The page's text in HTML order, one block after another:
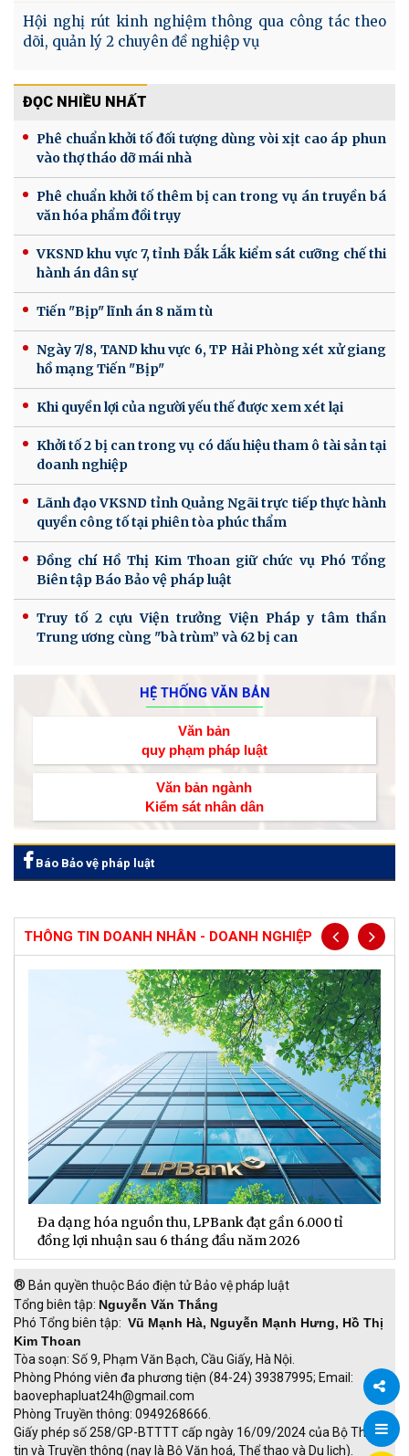
Chia
Hội nghị rút kinh nghiệm thông qua công tác theo
dõi, quản lý 2 chuyên đề nghiệp vụ
ĐỌC NHIỀU NHẤT
Phê chuẩn khởi tố đối tượng dùng vòi xịt cao áp phun
vào thợ tháo dỡ mái nhà
Phê chuẩn khởi tố thêm bị can trong vụ án truyền bá
văn hóa phẩm đồi trụy
VKSND khu vực 7, tỉnh Đắk Lắk kiểm sát cưỡng chế thi
hành án dân sự
Tiến "Bịp" lĩnh án 8 năm tù
Ngày 7/8, TAND khu vực 6, TP Hải Phòng xét xử giang
hồ mạng Tiến "Bịp"
Khi quyền lợi của người yếu thế được xem xét lại
Khởi tố 2 bị can trong vụ có dấu hiệu tham ô tài sản tại
doanh nghiệp
Lãnh đạo VKSND tỉnh Quảng Ngãi trực tiếp thực hành
quyền công tố tại phiên tòa phúc thẩm
Đồng chí Hồ Thị Kim Thoan giữ chức vụ Phó Tổng
Biên tập Báo Bảo vệ pháp luật
Truy tố 2 cựu Viện trưởng Viện Pháp y tâm thần
Trung ương cùng "bà trùm” và 62 bị can
HỆ THỐNG VĂN BẢN
Văn bản
quy phạm pháp luật
Văn bản ngành
Kiểm sát nhân dân
Báo Bảo vệ pháp luật
THÔNG TIN DOANH NHÂN - DOANH NGHIỆP
Đa dạng hóa nguồn thu, LPBank đạt gần 6.000 tỉ
đồng lợi nhuận sau 6 tháng đầu năm 2026
® Bản quyền thuộc Báo điện tử Bảo vệ pháp luật
Tổng biên tập: Nguyễn Văn Thắng
Phó Tổng biên tập: Vũ Mạnh Hà, Nguyễn Mạnh Hưng, Hồ Thị
Kim Thoan
Tòa soạn: Số 9, Phạm Văn Bạch, Cầu Giấy, Hà Nội.
Phòng Phóng viên đa phương tiện (84-24) 39387995; Email:
baovephapluat24h@gmail.com
Phòng Truyền thông: 0949268666.
Giấy phép số 258/GP-BTTTT cấp ngày 16/09/2024 của Bộ Thông
tin và Truyền thông (nay là Bộ Văn hoá, Thể thao và Du lịch).